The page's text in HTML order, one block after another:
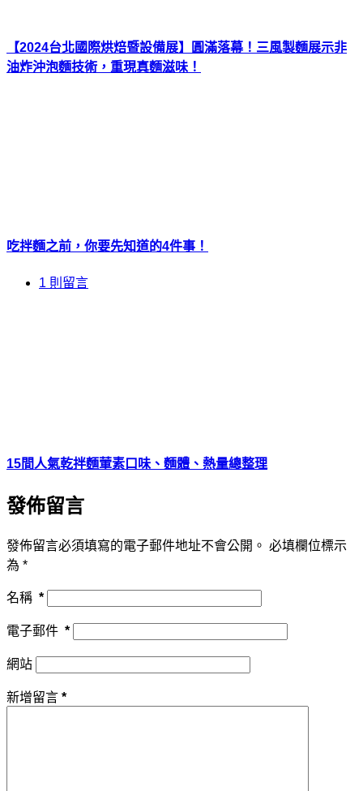
【2024台北國際烘焙暨設備展】圓滿落幕！三風製麵展示非
油炸沖泡麵技術，重現真麵滋味！
吃拌麵之前，你要先知道的4件事！
1 則留言
15間人氣乾拌麵葷素口味、麵體、熱量總整理
發佈留言
發佈留言必須填寫的電子郵件地址不會公開。 必填欄位標示
為 *
名稱 *
電子郵件 *
網站
新增留言 *